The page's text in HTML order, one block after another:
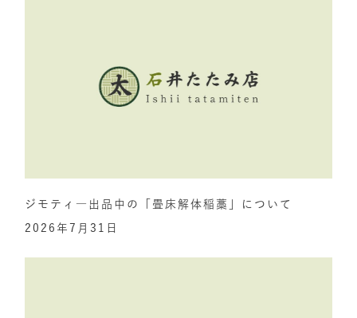
ジモティ―出品中の「畳床解体稲藁」について
2026年7月31日